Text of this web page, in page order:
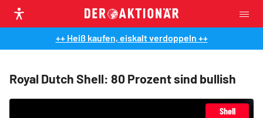
++ Heiß kaufen, eiskalt verdoppeln ++
Royal Dutch Shell: 80 Prozent sind bullish
Shell